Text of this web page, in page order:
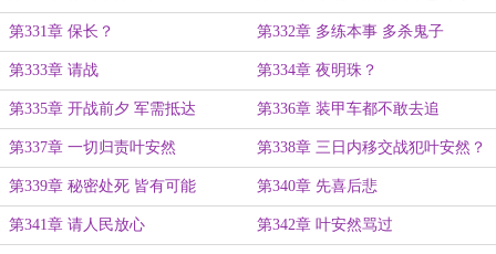
第331章 保长？ 第332章 多练本事 多杀鬼子
第333章 请战 第334章 夜明珠？
第335章 开战前夕 军需抵达 第336章 装甲车都不敢去追
第337章 一切归责叶安然 第338章 三日内移交战犯叶安然？
第339章 秘密处死 皆有可能 第340章 先喜后悲
第341章 请人民放心 第342章 叶安然骂过